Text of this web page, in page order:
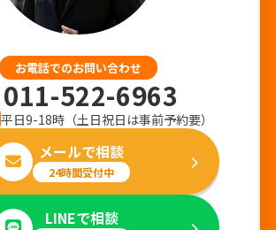
お電話でのお問い合わせ
011-522-6963
平日9-18時（土日祝日は事前予約要）
メールで相談
24時間受付中
LINEで相談